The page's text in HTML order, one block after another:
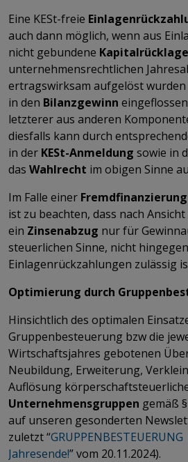
Eine KESt-freie
auch dann möglich, wenn aus
nicht gebundene
unternehmensrechtlichen
ertragswirksam aufgelöst
in den Bilanzgewinn
letzterer aus anderen
diesfalls kann durch
in der KESt-Anmeldung sowie in
das Wahlrecht im obigen Sinne
Im Falle einer Fremdfinanzierung
ist zu beachten, dass nach
ein Zinsenabzug nur für
steuerlichen Sinne, nicht
Einlagenrückzahlungen zulässig
Optimierung durch
Hinsichtlich des optimalen
Gruppenbesteuerung bzw die
Wirtschaftsjahres gebotenen
Neubildung, Erweiterung,
Auflösung
Unternehmensgruppen gemäß
auf unseren gesonderten
zuletzt “
Jahresende!​​​​​​​” vom 20.11.2024).